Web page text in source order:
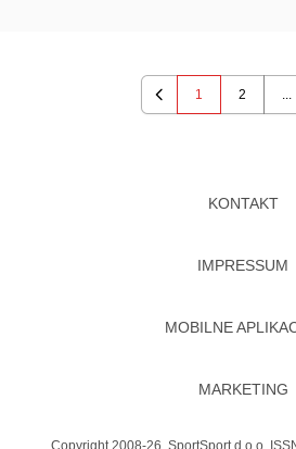
Previous
1 2 ...
KONTAKT
IMPRESSUM
MOBILNE
MARKETING
Copyright 2008-26. SportSport d.o.o.